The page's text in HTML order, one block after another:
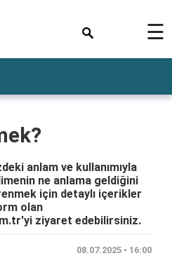
☰
anlam ve kullanımıyla
ne anlama geldiğini
için detaylı içerikler
olan
ziyaret edebilirsiniz.
08.07.2025 • 16:00